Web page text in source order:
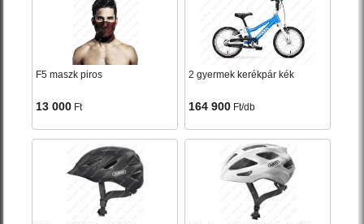
F5 maszk piros
13 000 Ft
2 gyermek kerékpár kék
164 900 Ft/db